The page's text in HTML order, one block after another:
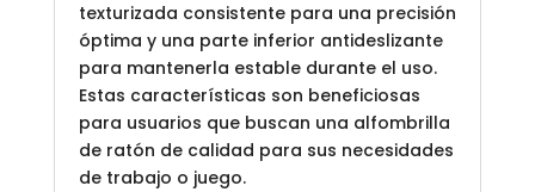
texturizada consistente para una precisión
óptima y una parte inferior antideslizante
para mantenerla estable durante el uso.
Estas características son beneficiosas
para usuarios que buscan una alfombrilla
de ratón de calidad para sus necesidades
de trabajo o juego.